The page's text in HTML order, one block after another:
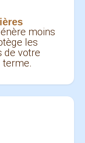
moins
les
de votre